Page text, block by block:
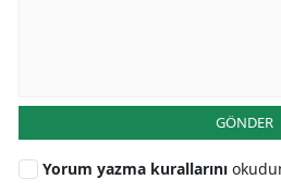
GÖNDER
Yorum yazma kurallarını